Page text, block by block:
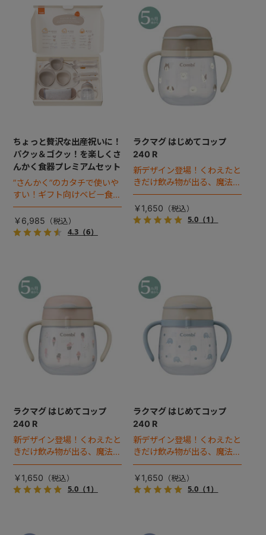
ちょっと贅沢な出産祝いに！
パクッ＆ゴクッ！を楽しくさ
んかく食器プレミアムセット
”さんかく”のカタチで使いや
すい！ギフト向けベビー食器
のプレミアムセット
￥6,985
4.3（6）
ラクマグ はじめてコップ
240 R
新デザイン登場！くわえたと
きだけ飲み物が出る、魔法の
コップでコップ飲みにチャレ
ンジ！
￥1,650
5.0 （1）
ラクマグ はじめてコップ
240 R
新デザイン登場！くわえたと
きだけ飲み物が出る、魔法の
コップでコップ飲みにチャレ
ンジ！
￥1,650
5.0（1）
ラクマグ はじめてコップ
240 R
新デザイン登場！くわえたと
きだけ飲み物が出る、魔法の
コップでコップ飲みにチャレ
ンジ！
￥1,650
5.0 （1）